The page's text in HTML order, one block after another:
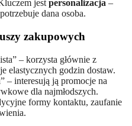
jestpersonalizacja –
dana osoba.
zakupowych
– korzysta głównie z
elastycznych godzin dostaw.
– interesują ją promocje na
dla najmłodszych.
formy kontaktu, zaufanie